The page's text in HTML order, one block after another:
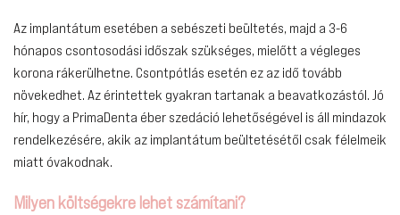
Az implantátum esetében a sebészeti beültetés, majd a 3-6
hónapos csontosodási időszak szükséges, mielőtt a végleges
korona rákerülhetne. Csontpótlás esetén ez az idő tovább
növekedhet. Az érintettek gyakran tartanak a beavatkozástól. Jó
hír, hogy a PrimaDenta éber szedáció lehetőségével is áll mindazok
rendelkezésére, akik az implantátum beültetésétől csak félelmeik
miatt óvakodnak.
Milyen költségekre lehet számítani?